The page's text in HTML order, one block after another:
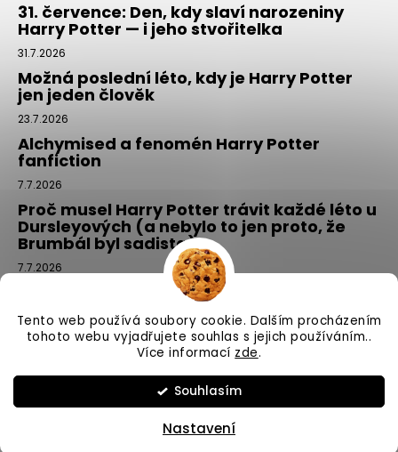
Tento web používá soubory cookie. Dalším procházením
tohoto webu vyjadřujete souhlas s jejich používáním..
Více informací zde.
Souhlasím
Nastavení
31. července: Den, kdy slaví narozeniny
Harry Potter — i jeho stvořitelka
31.7.2026
Možná poslední léto, kdy je Harry Potter
jen jeden člověk
23.7.2026
Alchymised a fenomén Harry Potter
fanfiction
7.7.2026
Proč musel Harry Potter trávit každé léto u
Dursleyových (a nebylo to jen proto, že
Brumbál byl sadista)
7.7.2026
Tajemný balíček z Příčné ulice: kouzlo,
které si vyberete tím, že si ho NEvyberete
1.7.2026
Vytvořil Shoptet
Copyright 2026Příčná ulice. Všechna práva vyhrazena.